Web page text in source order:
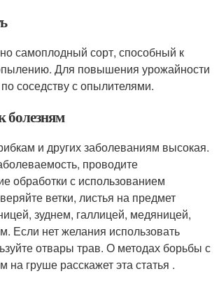
самоплодный сорт, способный к
Для повышения урожайности
соседству с опылителями.
болезням
и других заболеваниям высокая.
проводите
обработки с использованием
ветки, листья на предмет
зуднем, галлицей, медяницей,
Если нет желания использовать
отвары трав. О методах борьбы с
груше расскажет эта статья .